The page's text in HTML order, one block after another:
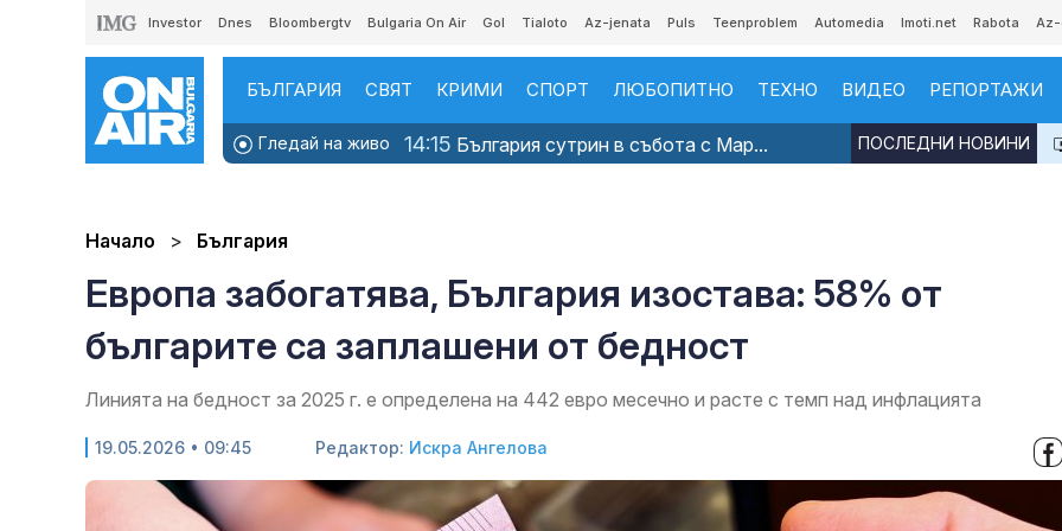
Investor Dnes Bloombergtv Bulgaria On Air Gol Tialoto Az-jenata Puls Teenproblem Automedia Imoti.net Rabota
БЪЛГАРИЯ СВЯТ КРИМИ СПОРТ ЛЮБОПИТНО ТЕХНО ВИДЕО РЕПОРТАЖИ
Гледай на живо 14:15 България сутрин в събота с Мар... ПОСЛЕДНИ НОВИНИ
Начало България
Европа забогатява, България изостава: 58% от
българите са заплашени от бедност
Линията на бедност за 2025 г. е определена на 442 евро месечно и расте с темп над инфлацията
19.05.2026 • 09:45 Редактор: Искра Ангелова